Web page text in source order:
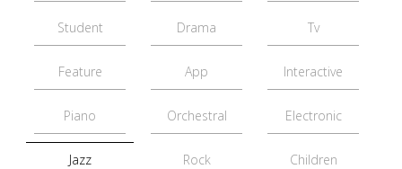
Student Drama Tv
Feature App Interactive
Piano Orchestral Electronic
Jazz Rock Children